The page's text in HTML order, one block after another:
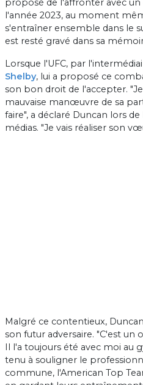
proposé de l'affronter avec
l'année 2023, au moment
s'entraîner ensemble dans le
est resté gravé dans sa
Lorsque l'UFC, par
Shelby, lui a proposé ce
son bon droit de l'accepter.
mauvaise manœuvre de sa
faire", a déclaré Duncan lors
médias. "Je vais réaliser son
Malgré ce contentieux,
son futur adversaire. "C'est un
Il l'a toujours été avec moi au
tenu à souligner le
commune, l'American Top